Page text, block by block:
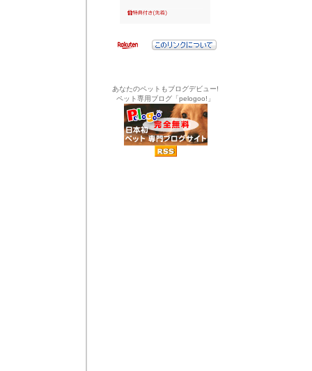
あなたのペットもブログデビュー!
ペット専用ブログ「pelogoo!」